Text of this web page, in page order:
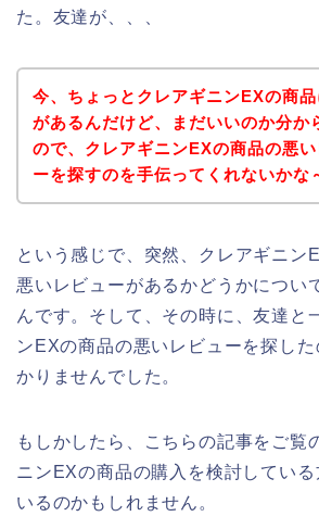
た。友達が、、、
今、ちょっとクレアギニンEXの商
があるんだけど、まだいいのか分か
ので、クレアギニンEXの商品の悪い
ーを探すのを手伝ってくれないかな
という感じで、突然、クレアギニン
悪いレビューがあるかどうかについ
んです。そして、その時に、友達と
ンEXの商品の悪いレビューを探し
かりませんでした。
もしかしたら、こちらの記事をご覧
ニンEXの商品の購入を検討してい
いるのかもしれません。